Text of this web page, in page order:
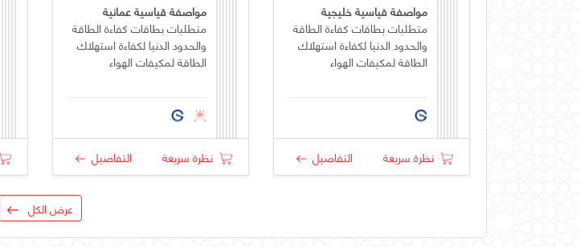
مواصفة قياسية خليجية
متطلبات بطاقات كفاءة الطاقة
والحدود الدنيا لكفاءة استهلاك
الطاقة لمكيفات الهواء
نظرة سريعة التفاصيل
مواصفة قياسية عمانية
متطلبات بطاقات كفاءة الطاقة
والحدود الدنيا لكفاءة استهلاك
الطاقة لمكيفات الهواء
نظرة سريعة التفاصيل
عرض الكل